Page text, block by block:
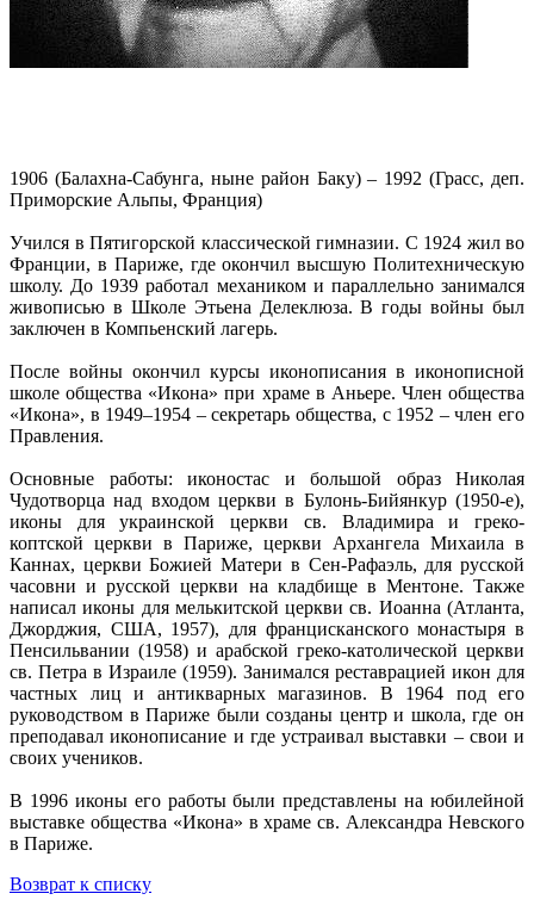
1906 (Балахна-Сабунга, ныне район Баку) – 1992 (Грасс, деп.
Приморские Альпы, Франция)
Учился в Пятигорской классической гимназии. С 1924 жил во
Франции, в Париже, где окончил высшую Политехническую
школу. До 1939 работал механиком и параллельно занимался
живописью в Школе Этьена Делеклюза. В годы войны был
заключен в Компьенский лагерь.
После войны окончил курсы иконописания в иконописной
школе общества «Икона» при храме в Аньере. Член общества
«Икона», в 1949–1954 – секретарь общества, с 1952 – член его
Правления.
Основные работы: иконостас и большой образ Николая
Чудотворца над входом церкви в Булонь-Бийянкур (1950-е),
иконы для украинской церкви св. Владимира и греко-
коптской церкви в Париже, церкви Архангела Михаила в
Каннах, церкви Божией Матери в Сен-Рафаэль, для русской
часовни и русской церкви на кладбище в Ментоне. Также
написал иконы для мелькитской церкви св. Иоанна (Атланта,
Джорджия, США, 1957), для францисканского монастыря в
Пенсильвании (1958) и арабской греко-католической церкви
св. Петра в Израиле (1959). Занимался реставрацией икон для
частных лиц и антикварных магазинов. В 1964 под его
руководством в Париже были созданы центр и школа, где он
преподавал иконописание и где устраивал выставки – свои и
своих учеников.
В 1996 иконы его работы были представлены на юбилейной
выставке общества «Икона» в храме св. Александра Невского
в Париже.
Возврат к списку